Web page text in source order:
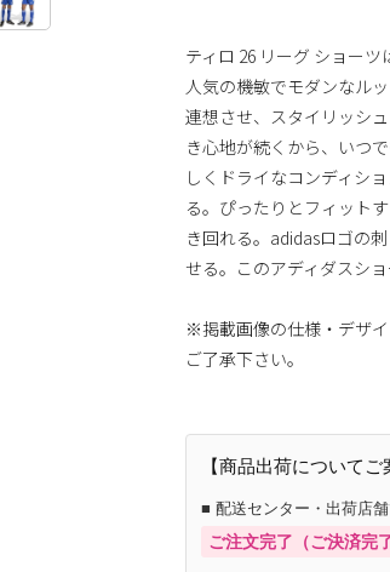
ティロ 26 リーグ ショー
人気の機敏でモダンなル
連想させ、スタイリッシ
き心地が続くから、いつ
しくドライなコンディシ
る。ぴったりとフィット
き回れる。adidasロゴの
せる。このアディダスシ
※掲載画像の仕様・デザ
ご了承下さい。
【商品出荷についてご
■ 配送センター・出荷店
ご注文完了（ご決済完